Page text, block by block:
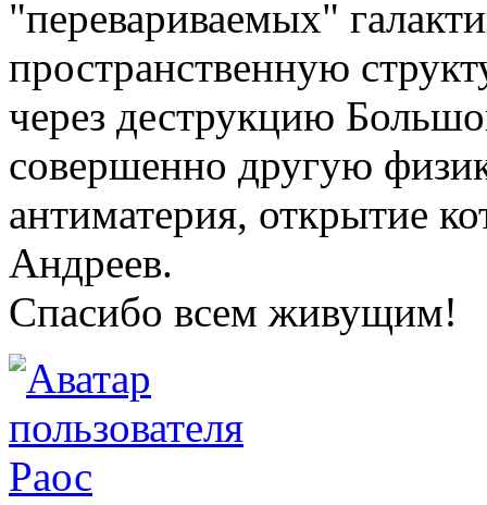
"перевариваемых"
пространственную
через деструкцию
совершенно другую
антиматерия, открытие
Андреев.
Спасибо всем живущим!
Раос